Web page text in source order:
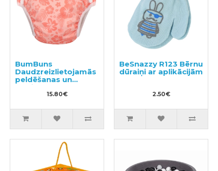
BumBuns
Daudzreizlietojamās
peldēšanas un
podiņmācību
autiņbiksīte M 11–15
15.80€
BeSnazzy R123 Bērnu
dūraiņi ar aplikācijām
2.50€